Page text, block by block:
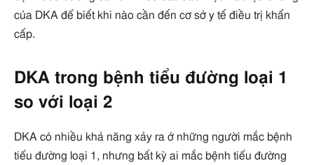
của DKA để biết khi nào cần đến cơ sở y tế điều trị khẩn
cấp.
DKA trong bệnh tiểu đường loại 1
so với loại 2
DKA có nhiều khả năng xảy ra ở những người mắc bệnh
tiểu đường loại 1, nhưng bất kỳ ai mắc bệnh tiểu đường